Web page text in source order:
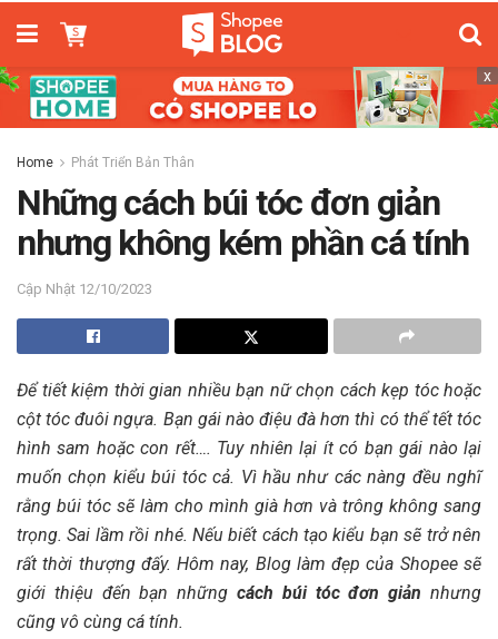
x
Home Phát Triển Bản Thân
Những cách búi tóc đơn giản
nhưng không kém phần cá tính
12/10/2023
Để tiết kiệm thời gian nhiều bạn nữ chọn cách kẹp tóc hoặc
cột tóc đuôi ngựa. Bạn gái nào điệu đà hơn thì có thể tết tóc
hình sam hoặc con rết…. Tuy nhiên lại ít có bạn gái nào lại
muốn chọn kiểu búi tóc cả. Vì hầu như các nàng đều nghĩ
rằng búi tóc sẽ làm cho mình già hơn và trông không sang
trọng. Sai lầm rồi nhé. Nếu biết cách tạo kiểu bạn sẽ trở nên
rất thời thượng đấy. Hôm nay, Blog làm đẹp của Shopee sẽ
giới thiệu đến bạn những cách búi tóc đơn giản nhưng
cũng vô cùng cá tính.